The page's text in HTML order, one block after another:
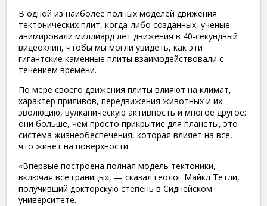
В одной из наиболее полных моделей движения
тектонических плит, когда-либо созданных, ученые
анимировали миллиард лет движения в 40-секундный
видеоклип, чтобы мы могли увидеть, как эти
гигантские каменные плиты взаимодействовали с
течением времени.
По мере своего движения плиты влияют на климат,
характер приливов, передвижения животных и их
эволюцию, вулканическую активность и многое другое:
они больше, чем просто прикрытие для планеты, это
система жизнеобеспечения, которая влияет на все,
что живет на поверхности.
«Впервые построена полная модель тектоники,
включая все границы», — сказал геолог Майкл Тетли,
получивший докторскую степень в Сиднейском
университете.